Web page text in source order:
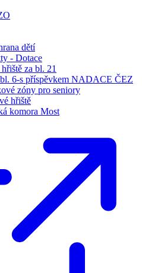
dětí
- Dotace
za bl. 21
6-s příspěvkem NADACE ČEZ
zóny pro seniory
hřiště
komora Most